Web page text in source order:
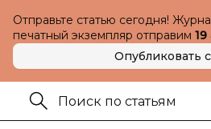
Отправьте статью сегодня!
печатный экземпляр отправим 19
Опубликовать